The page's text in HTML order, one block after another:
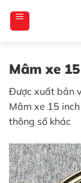
qua
Mâm xe
Được xuất bản
Mâm xe 15
thông số khác